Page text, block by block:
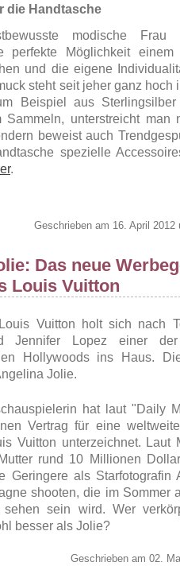
die Handtasche
modische Frau
perfekte Möglichkeit
und die eigene
steht seit jeher ganz hoch
Beispiel aus
Sammeln, unterstreicht man
beweist auch
spezielle
.
Geschrieben am 16. April
Das neue
Louis Vuitton
Vuitton holt sich nach
Jennifer Lopez einer
Hollywoods ins Haus.
Jolie.
hat laut "Daily
Vertrag für eine
Vuitton unterzeichnet. Laut
rund 10 Millionen
Geringere als Starfotografin
shooten, die im Sommer
sehen sein wird. Wer
besser als Jolie?
Geschrieben am 02.